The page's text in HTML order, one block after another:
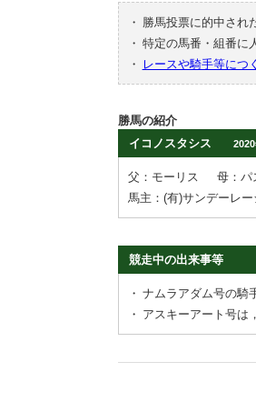
・
勝馬投票に的中され
・ 特定の馬番・組番に
・
レースや騎手等につ
勝馬の紹介
イコノスタシス
父：モーリス
母：パ
馬主：(有)サンデーレ
競走中の出来事等
・ ナムラアダム号の騎
・ アスキーアート号は